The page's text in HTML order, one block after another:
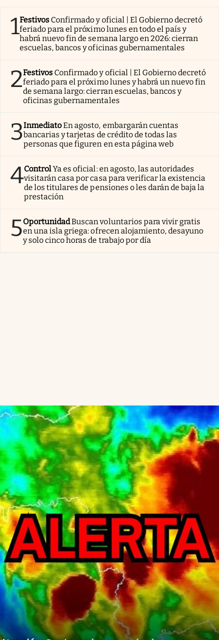
1Festivos Confirmado y oficial | El Gobierno decretó
feriado para el próximo lunes en todo el país y
habrá nuevo fin de semana largo en 2026: cierran
escuelas, bancos y oficinas gubernamentales
2Festivos Confirmado y oficial | El Gobierno decretó
feriado para el próximo lunes y habrá un nuevo fin
de semana largo: cierran escuelas, bancos y
oficinas gubernamentales
3InmediatoEn agosto, embargarán cuentas
bancarias y tarjetas de crédito de todas las
personas que figuren en esta página web
4ControlYa es oficial: en agosto, las autoridades
visitarán casa por casa para verificar la existencia
de los titulares de pensiones o les darán de baja la
prestación
5OportunidadBuscan voluntarios para vivir gratis
en una isla griega: ofrecen alojamiento, desayuno
y solo cinco horas de trabajo por día